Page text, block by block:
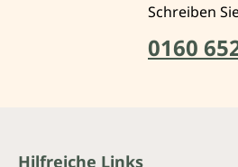
Schreiben
0160
Hilfreiche Links